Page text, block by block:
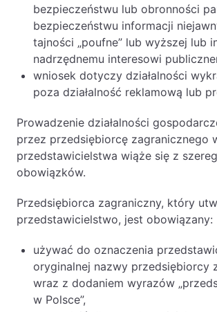
bezpieczeństwu lub obronności
bezpieczeństwu informacji
tajności „poufne” lub wyższej lub
nadrzędnemu interesowi
wniosek dotyczy działalności
poza działalność reklamową lub
Prowadzenie działalności
przez przedsiębiorcę zagranicznego
przedstawicielstwa wiąże się z
obowiązków.
Przedsiębiorca zagraniczny, który
przedstawicielstwo, jest obowiązany:
używać do oznaczenia
oryginalnej nazwy przedsiębiorcy
wraz z dodaniem wyrazów
w Polsce”,